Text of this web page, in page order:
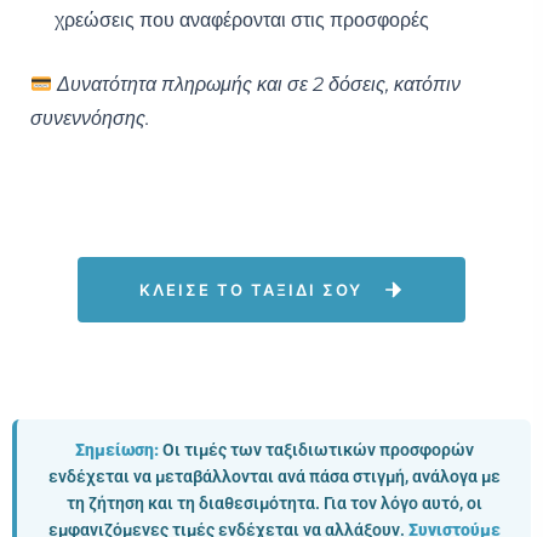
χρεώσεις που αναφέρονται στις προσφορές
Δυνατότητα πληρωμής και σε 2 δόσεις, κατόπιν
συνεννόησης.
ΚΛΕΙΣΕ ΤΟ ΤΑΞΙΔΙ ΣΟΥ
Σημείωση:Οι τιμές των ταξιδιωτικών προσφορών
ενδέχεται να μεταβάλλονται ανά πάσα στιγμή, ανάλογα με
τη ζήτηση και τη διαθεσιμότητα. Για τον λόγο αυτό, οι
εμφανιζόμενες τιμές ενδέχεται να αλλάξουν. Συνιστούμε